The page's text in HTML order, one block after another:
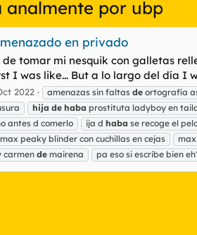
por ubp
en privado
de tomar mi nesquik con galletas
I was like... But a lo largo del día I
2022 amenazas sin faltas de ortografía
hija de haba prostituta ladyboy en
antes d comerlo ija d haba se recoge el
max peaky blinder con cuchillas en cejas
carmen de mairena pa eso si escribe bien